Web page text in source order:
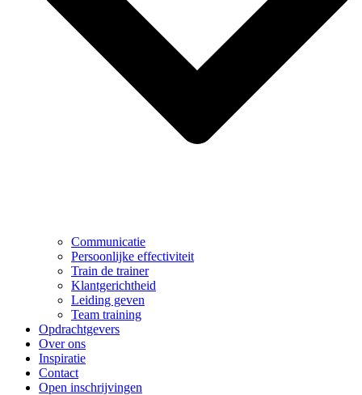
Communicatie
Persoonlijke effectiviteit
Train de trainer
Klantgerichtheid
Leiding geven
Team training
Opdrachtgevers
Over ons
Inspiratie
Contact
Open inschrijvingen